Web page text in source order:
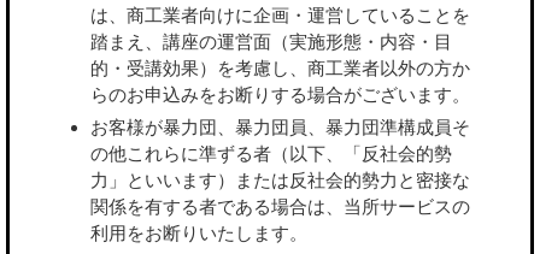
は、商工業者向けに企画・運営していることを
踏まえ、講座の運営面（実施形態・内容・目
的・受講効果）を考慮し、商工業者以外の方か
らのお申込みをお断りする場合がございます。
お客様が暴力団、暴力団員、暴力団準構成員そ
の他これらに準ずる者（以下、「反社会的勢
力」といいます）または反社会的勢力と密接な
関係を有する者である場合は、当所サービスの
利用をお断りいたします。